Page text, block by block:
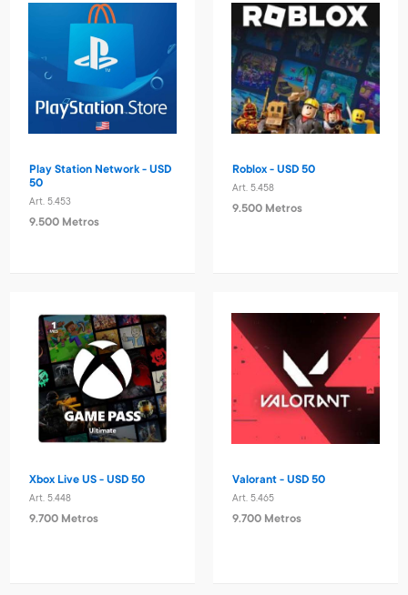
Play Station Network - USD
50
Art. 5.453
9.500 Metros
Roblox - USD 50
Art. 5.458
9.500 Metros
Xbox Live US - USD 50
Art. 5.448
9.700 Metros
Valorant - USD 50
Art. 5.465
9.700 Metros